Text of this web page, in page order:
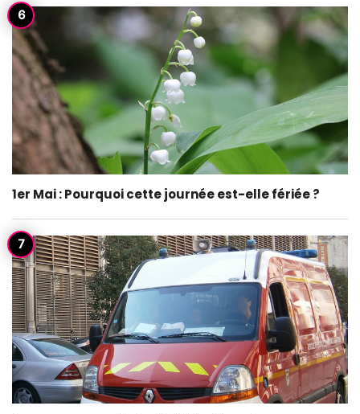
1er Mai : Pourquoi cette journée est-elle fériée ?